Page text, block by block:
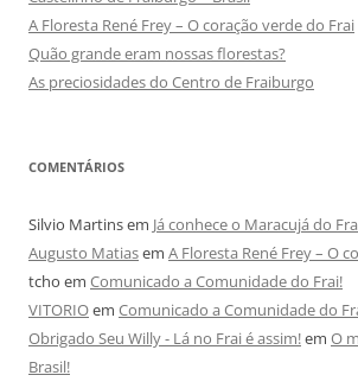
A Floresta René Frey – O coração verde do Frai
Quão grande eram nossas florestas?
As preciosidades do Centro de Fraiburgo
COMENTÁRIOS
Silvio Martinsem Já conhece o Maracujá do
Augusto Matiasem A Floresta René Frey – O
tcho em Comunicado a Comunidade do Frai!
VITORIOem Comunicado a Comunidade do
Obrigado Seu Willy - Lá no Frai é assim!em O
Brasil!